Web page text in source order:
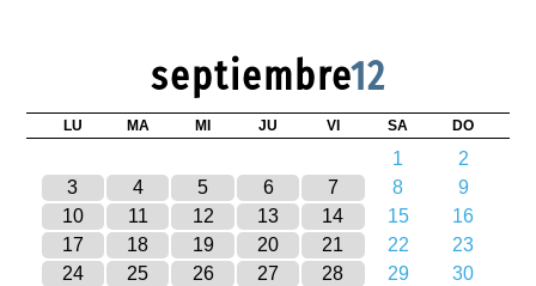
septiembre12
LU MA MI JU VI SA DO
1
2
3
4 5 6 7 8
9
10
11 12 13 14 15
16
17
18 19 20 21 22
23
24
25 26 27 28 29 30